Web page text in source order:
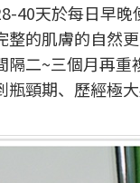
40天於每日早
整的肌膚的自然
隔二~三個月再重
瓶頸期、歷經極